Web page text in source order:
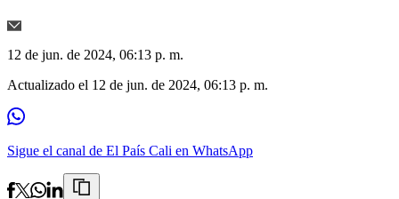
12 de jun. de 2024, 06:13 p. m.
Actualizado el 12 de jun. de 2024, 06:13 p. m.
Sigue el canal de El País Cali en WhatsApp